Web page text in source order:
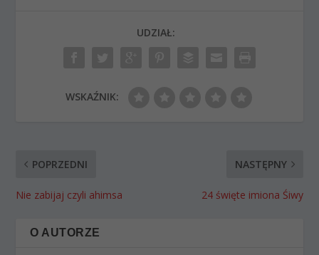
UDZIAŁ:
WSKAŹNIK:
POPRZEDNI
Nie zabijaj czyli ahimsa
NASTĘPNY
24 święte imiona Śiwy
O AUTORZE